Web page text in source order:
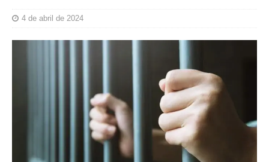
4 de abril de 2024